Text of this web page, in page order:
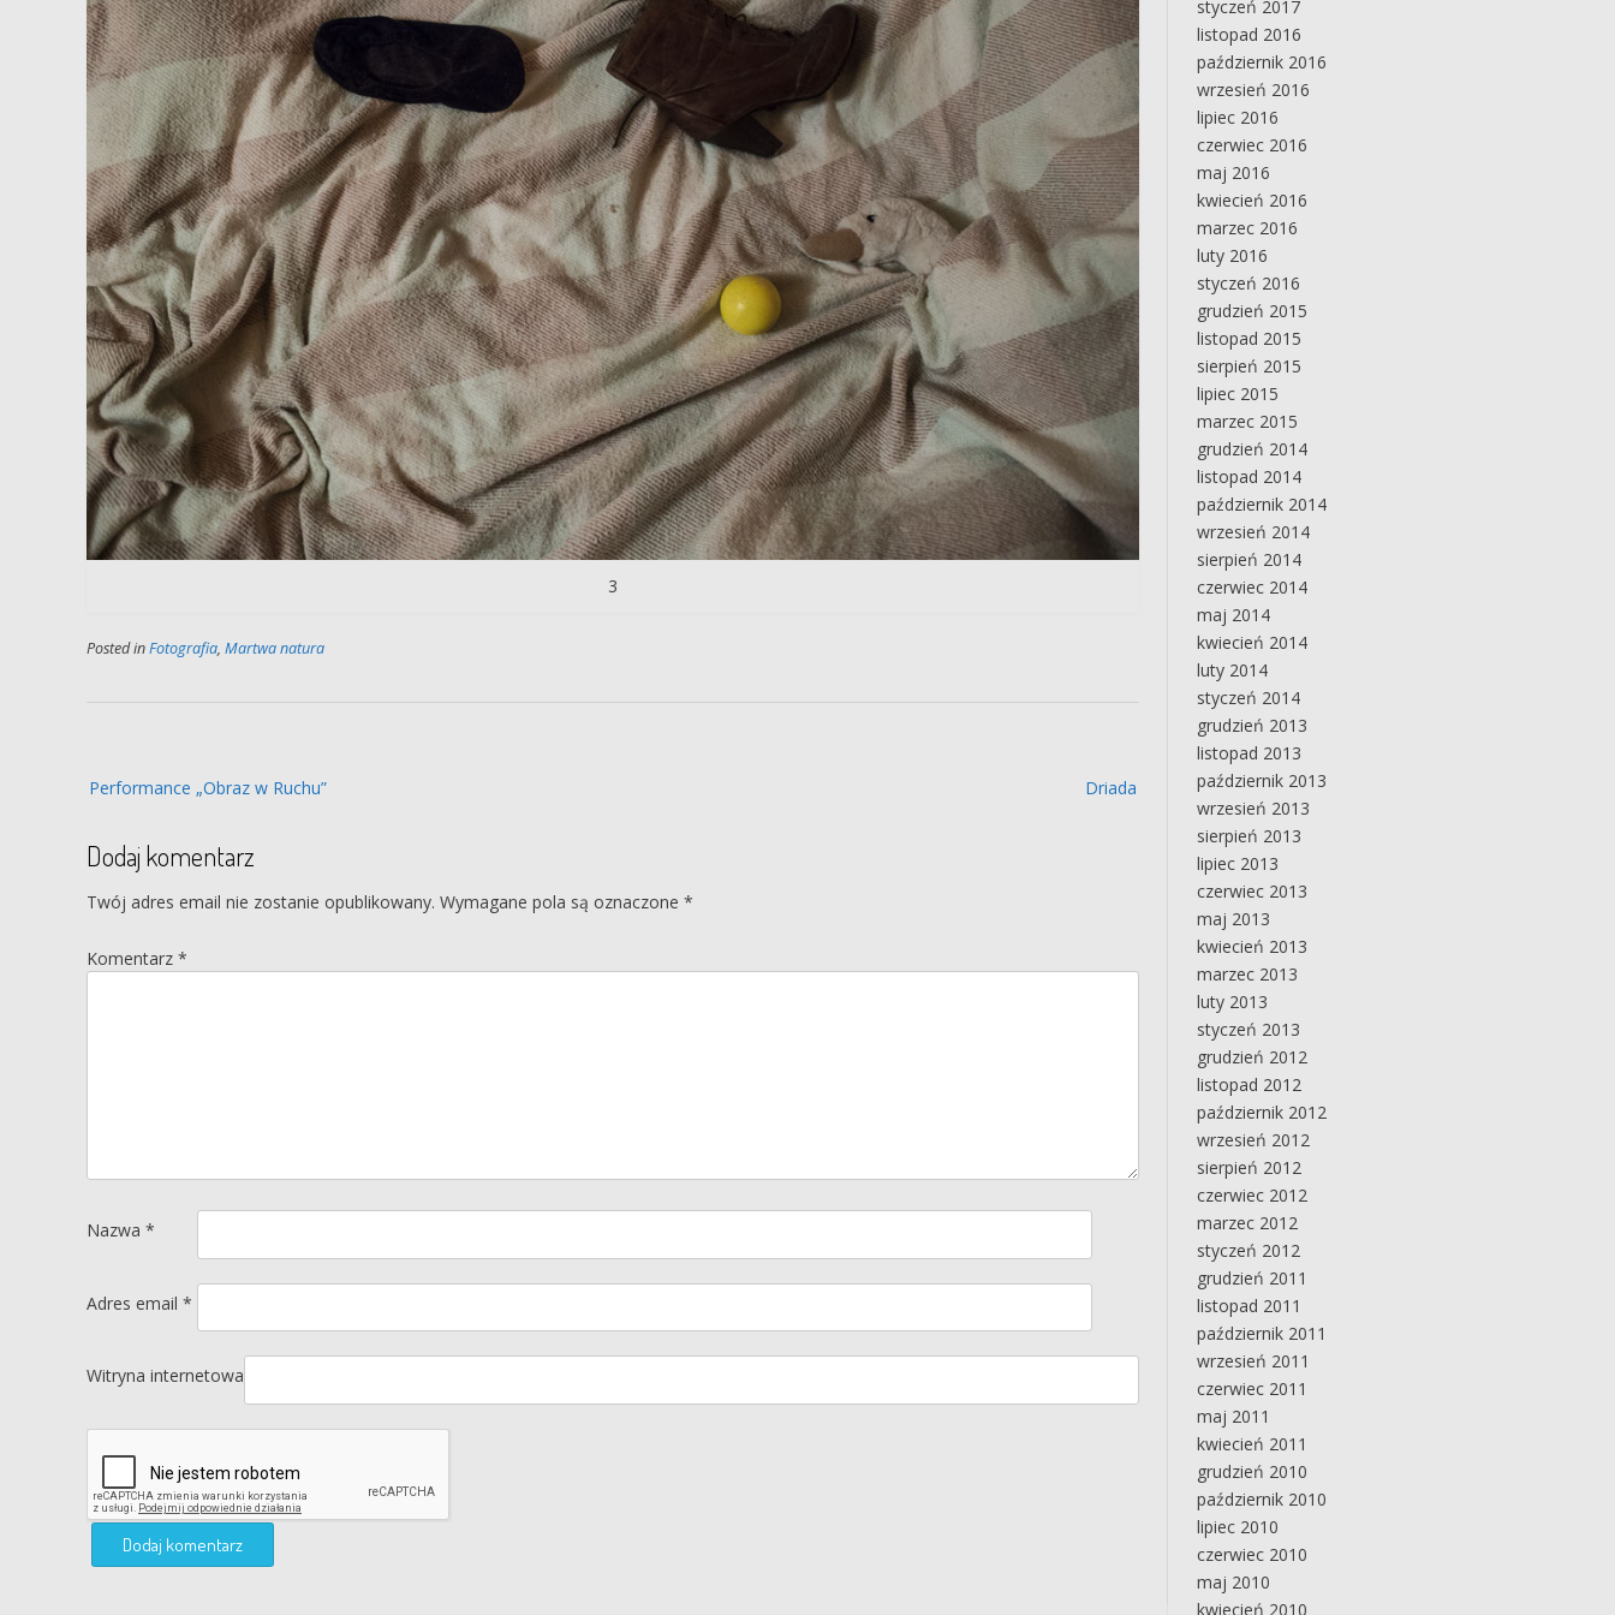
3
Posted inFotografia, Martwa natura
wpisu Driada
Performance „Obraz w Ruchu”
Dodaj komentarz
Twój adres email nie zostanie opublikowany. Wymagane pola są oznaczone *
Komentarz *
Nazwa *
Adres email *
Witryna internetowa
styczeń 2017
listopad 2016
październik 2016
wrzesień 2016
lipiec 2016
czerwiec 2016
maj 2016
kwiecień 2016
marzec 2016
luty 2016
styczeń 2016
grudzień 2015
listopad 2015
sierpień 2015
lipiec 2015
marzec 2015
grudzień 2014
listopad 2014
październik 2014
wrzesień 2014
sierpień 2014
czerwiec 2014
maj 2014
kwiecień 2014
luty 2014
styczeń 2014
grudzień 2013
listopad 2013
październik 2013
wrzesień 2013
sierpień 2013
lipiec 2013
czerwiec 2013
maj 2013
kwiecień 2013
marzec 2013
luty 2013
styczeń 2013
grudzień 2012
listopad 2012
październik 2012
wrzesień 2012
sierpień 2012
czerwiec 2012
marzec 2012
styczeń 2012
grudzień 2011
listopad 2011
październik 2011
wrzesień 2011
czerwiec 2011
maj 2011
kwiecień 2011
grudzień 2010
październik 2010
lipiec 2010
czerwiec 2010
maj 2010
kwiecień 2010